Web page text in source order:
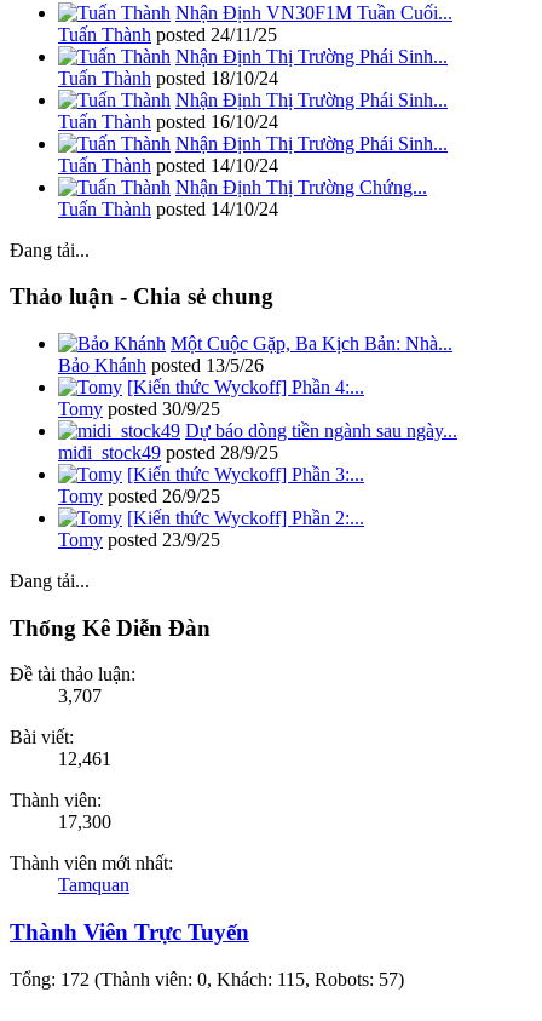
Nhận Định VN30F1M Tuần Cuối...
Tuấn Thành posted 24/11/25
Nhận Định Thị Trường Phái Sinh...
Tuấn Thành posted 18/10/24
Nhận Định Thị Trường Phái Sinh...
Tuấn Thành posted 16/10/24
Nhận Định Thị Trường Phái Sinh...
Tuấn Thành posted 14/10/24
Nhận Định Thị Trường Chứng...
Tuấn Thành posted 14/10/24
Đang tải...
Thảo luận - Chia sẻ chung
Một Cuộc Gặp, Ba Kịch Bản: Nhà...
Bảo Khánh posted 13/5/26
[Kiến thức Wyckoff] Phần 4:...
Tomy posted 30/9/25
Dự báo dòng tiền ngành sau ngày...
midi_stock49 posted 28/9/25
[Kiến thức Wyckoff] Phần 3:...
Tomy posted 26/9/25
[Kiến thức Wyckoff] Phần 2:...
Tomy posted 23/9/25
Đang tải...
Thống Kê Diễn Đàn
Đề tài thảo luận:
3,707
Bài viết:
12,461
Thành viên:
17,300
Thành viên mới nhất:
Tamquan
Thành Viên Trực Tuyến
Tổng: 172 (Thành viên: 0, Khách: 115, Robots: 57)